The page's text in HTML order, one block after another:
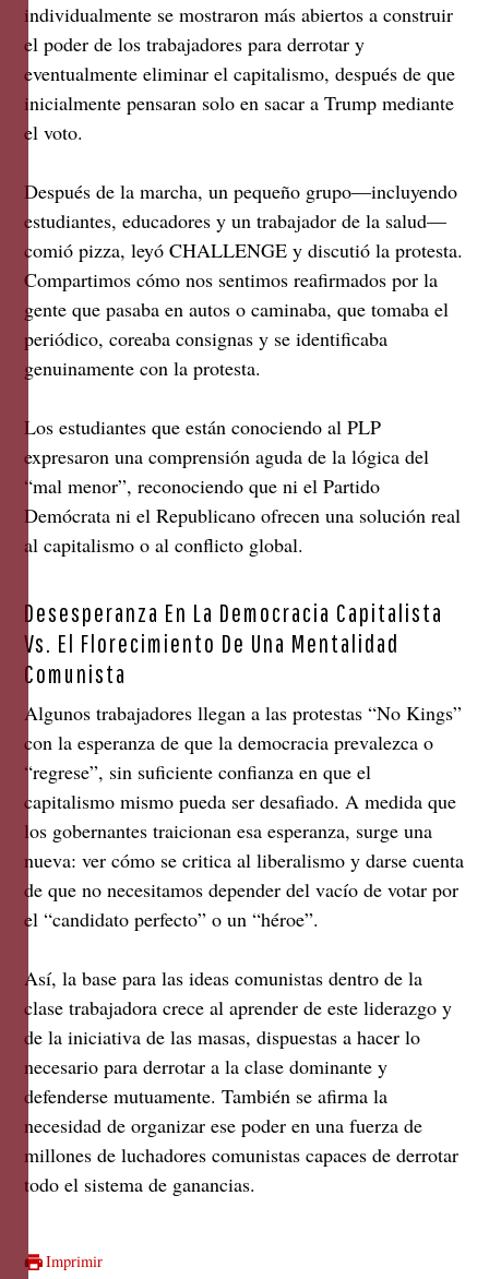
individualmente se mostraron más abiertos a construir
el poder de los trabajadores para derrotar y
eventualmente eliminar el capitalismo, después de que
inicialmente pensaran solo en sacar a Trump mediante
el voto.
Después de la marcha, un pequeño grupo—incluyendo
estudiantes, educadores y un trabajador de la salud—
comió pizza, leyó CHALLENGE y discutió la protesta.
Compartimos cómo nos sentimos reafirmados por la
gente que pasaba en autos o caminaba, que tomaba el
periódico, coreaba consignas y se identificaba
genuinamente con la protesta.
Los estudiantes que están conociendo al PLP
expresaron una comprensión aguda de la lógica del
“mal menor”, reconociendo que ni el Partido
Demócrata ni el Republicano ofrecen una solución real
al capitalismo o al conflicto global.
Desesperanza En La Democracia Capitalista
Vs. El Florecimiento De Una Mentalidad
Comunista
Algunos trabajadores llegan a las protestas “No Kings”
con la esperanza de que la democracia prevalezca o
“regrese”, sin suficiente confianza en que el
capitalismo mismo pueda ser desafiado. A medida que
los gobernantes traicionan esa esperanza, surge una
nueva: ver cómo se critica al liberalismo y darse cuenta
de que no necesitamos depender del vacío de votar por
el “candidato perfecto” o un “héroe”.
Así, la base para las ideas comunistas dentro de la
clase trabajadora crece al aprender de este liderazgo y
de la iniciativa de las masas, dispuestas a hacer lo
necesario para derrotar a la clase dominante y
defenderse mutuamente. También se afirma la
necesidad de organizar ese poder en una fuerza de
millones de luchadores comunistas capaces de derrotar
todo el sistema de ganancias.
Imprimir